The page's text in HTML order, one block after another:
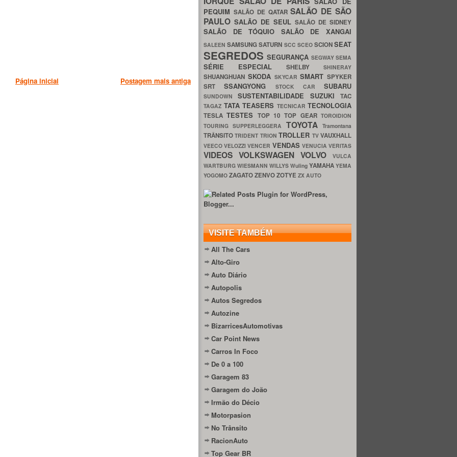
Postagem mais antiga
Página inicial
PEQUIM SALÃO DE QATARSALÃO DE SÃO
PAULO SALÃO DE SEUL SALÃO DE SIDNEY
SALÃO DE TÓQUIO SALÃO DE XANGAI
SALEENSAMSUNGSATURN SCC SCEO SCIONSEAT
SEGREDOSSEGURANÇA SEGWAYSEMA
SÉRIE ESPECIAL SHELBY SHINERAY
SHUANGHUAN SKODA SKYCARSMART SPYKER
SRTSSANGYONG STOCK CAR SUBARU
SUNDOWNSUSTENTABILIDADE SUZUKITAC
TAGAZ TATA TEASERS TECNICAR TECNOLOGIA
TESLATESTES TOP 10TOP GEARTOROIDION
TOURING SUPPERLEGGERA TOYOTATramontana
TRÂNSITOTRIDENT TRIONTROLLER TVVAUXHALL
VEECOVELOZZIVENCER VENDAS VENUCIAVERITAS
VIDEOS VOLKSWAGEN VOLVO
VULCA
WARTBURG WIESMANN WILLYS Wuling YAMAHA YEMA
YOGOMO ZAGATOZENVOZOTYE ZX AUTO
VISITE TAMBÉM
All The Cars
Alto-Giro
Auto Diário
Autopolis
Autos Segredos
Autozine
BizarricesAutomotivas
Car Point News
Carros In Foco
De 0 a 100
Garagem 83
Garagem do João
Irmão do Décio
Motorpasion
No Trânsito
RacionAuto
Top Gear BR